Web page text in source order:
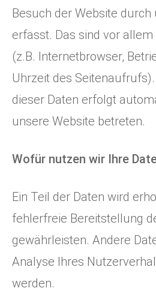
Besuch der Website
erfasst. Das sind vor
(z.B. Internetbrowser,
Uhrzeit des
dieser Daten erfolgt
unsere Website betreten.
Wofür nutzen wir Ihre
Ein Teil der Daten wird
fehlerfreie Bereitstellung
gewährleisten. Andere
Analyse Ihres
werden.